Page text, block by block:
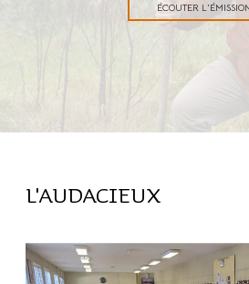
ÉCOUTER
L'AUDACIEUX